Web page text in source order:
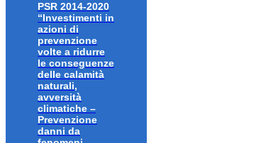
PSR 2014-2020
“Investimenti in
azioni di
prevenzione
volte a ridurre
le conseguenze
delle calamità
naturali,
avversità
climatiche –
Prevenzione
danni da